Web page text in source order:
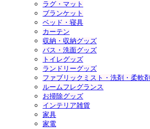
ラグ・マット
ブランケット
ベッド・寝具
カーテン
収納・収納グッズ
バス・洗面グッズ
トイレグッズ
ランドリーグッズ
ファブリックミスト・洗剤・柔軟剤
ルームフレグランス
お掃除グッズ
インテリア雑貨
家具
家電